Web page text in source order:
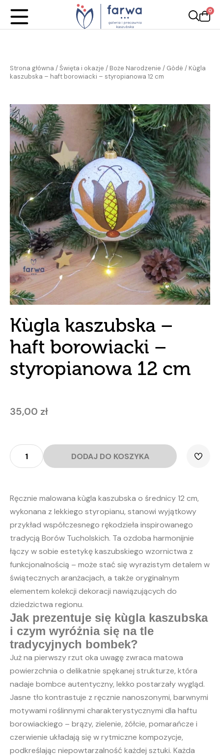
0
Strona główna /Święta i okazje / Boże Narodzenie / Gòdë / Kùgla
kaszubska – haft borowiacki – styropianowa 12 cm
Kùgla kaszubska –
haft borowiacki –
styropianowa 12 cm
35,00 zł
ilość
Kùgla
haft
cm
DODAJ DO KOSZYKA
Ręcznie malowana kùgla kaszubska o średnicy 12 cm,
wykonana z lekkiego styropianu, stanowi wyjątkowy
przykład współczesnego rękodzieła inspirowanego
tradycją Borów Tucholskich. Ta ozdoba harmonijnie
łączy w sobie estetykę kaszubskiego wzornictwa z
funkcjonalnością – może stać się wyrazistym detalem w
świątecznych aranżacjach, a także oryginalnym
elementem kolekcji dekoracji nawiązujących do
dziedzictwa regionu.
Jak prezentuje się kùgla kaszubska
i czym wyróżnia się na tle
tradycyjnych bombek?
Już na pierwszy rzut oka uwagę zwraca matowa
powierzchnia o delikatnie spękanej strukturze, która
nadaje bombce autentyczny, lekko postarzały wygląd.
Jasne tło kontrastuje z ręcznie nanoszonymi, barwnymi
motywami roślinnymi charakterystycznymi dla haftu
borowiackiego – brązy, zielenie, żółcie, pomarańcze i
czerwienie układają się w rytmiczne kompozycje,
podkreślając niepowtarzalność każdej sztuki. Każda